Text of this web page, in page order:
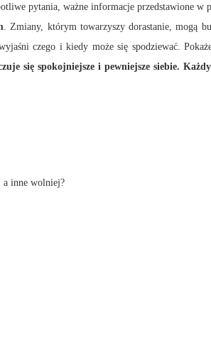
pytania, ważne informacje przedstawione
. Zmiany, którym towarzyszy dorastanie, mogą
wyjaśni czego i kiedy może się spodziewać.
się spokojniejsze i pewniejsze siebie.
a inne wolniej?